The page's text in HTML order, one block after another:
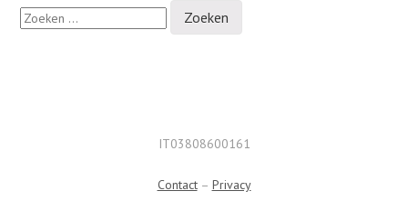
Z
o
IT03808600161
Contact– Privacy